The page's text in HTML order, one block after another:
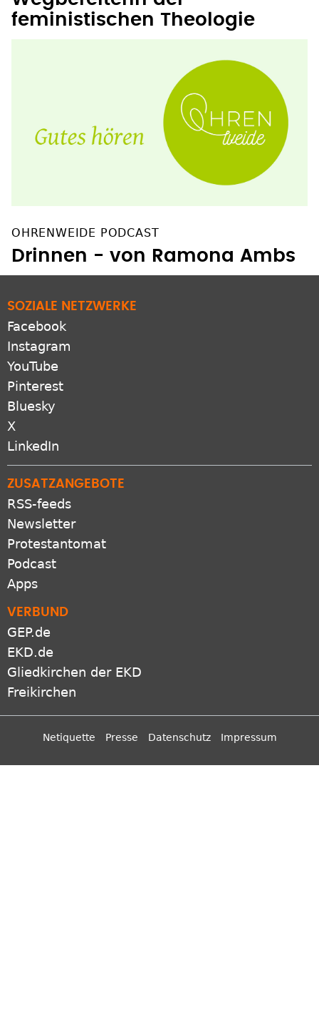
Wegbereiterin der
feministischen Theologie
OHRENWEIDE PODCAST
SOZIALE NETZWERKE
Facebook
Instagram
YouTube
Pinterest
Bluesky
X
ZUSATZANGEBOTE
RSS-feeds
Newsletter
Protestantomat
Podcast
VERBUND
GEP.de
EKD.de
Gliedkirchen der EKD